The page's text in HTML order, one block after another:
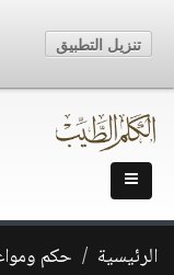
الرئيسية
حكم
تنزيل التطبيق